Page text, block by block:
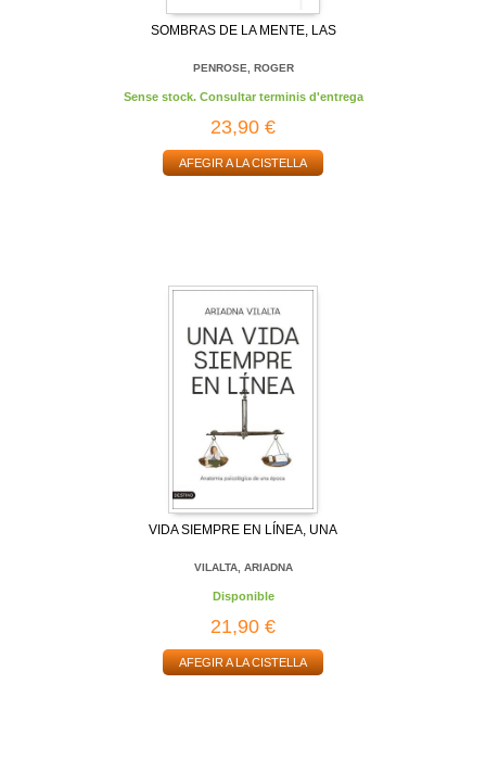
SOMBRAS DE LA MENTE, LAS
PENROSE, ROGER
Sense stock. Consultar terminis d'entrega
23,90 €
AFEGIR A LA CISTELLA
VIDA SIEMPRE EN LÍNEA, UNA
VILALTA, ARIADNA
Disponible
21,90 €
AFEGIR A LA CISTELLA